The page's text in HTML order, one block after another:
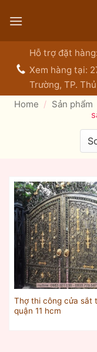
qua
Hỗ trợ đặt hàng:
Xem hàng tại:
Trường, TP.
Home / Sản phẩm
Thợ thi công cửa sắt
quận 11 hcm